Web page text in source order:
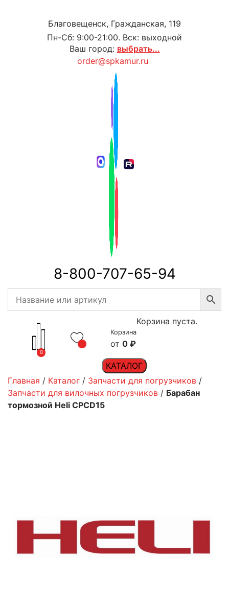
Благовещенск, Гражданская, 119
Пн-Сб: 9:00-21:00. Вск: выходной
Ваш город: выбрать...
order@spkamur.ru
8-800-707-65-94
0
Корзина
0 ₽
Корзина пуста.
КАТАЛОГ
Главная / Каталог / Запчасти для погрузчиков /
Запчасти для вилочных погрузчиков / Барабан
тормозной Heli CPCD15